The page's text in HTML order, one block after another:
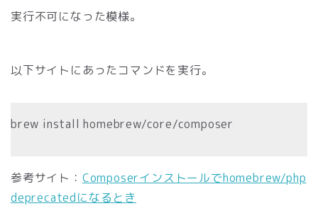
実行不可になった模様。
以下サイトにあったコマンドを実行。
brew install homebrew/core/composer
参考サイト： Composerインストールでhomebrew/php
deprecatedになるとき